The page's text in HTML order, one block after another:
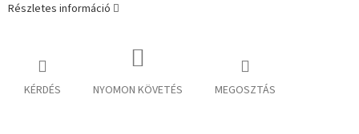
Részletes információ
KÉRDÉS NYOMON KÖVETÉS MEGOSZTÁS